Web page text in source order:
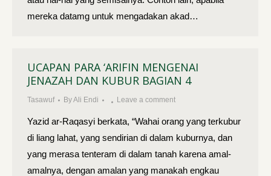
mereka datamg untuk mengadakan akad…
UCAPAN PARA ‘ARIFIN MENGENAI
JENAZAH DAN KUBUR BAGIAN 4
Tasawuf ByAli Endi Leave a comment
Yazid ar-Raqasyi berkata, “Wahai orang yang terkubur
di liang lahat, yang sendirian di dalam kuburnya, dan
yang merasa tenteram di dalam tanah karena amal-
amalnya, dengan amalan yang manakah engkau